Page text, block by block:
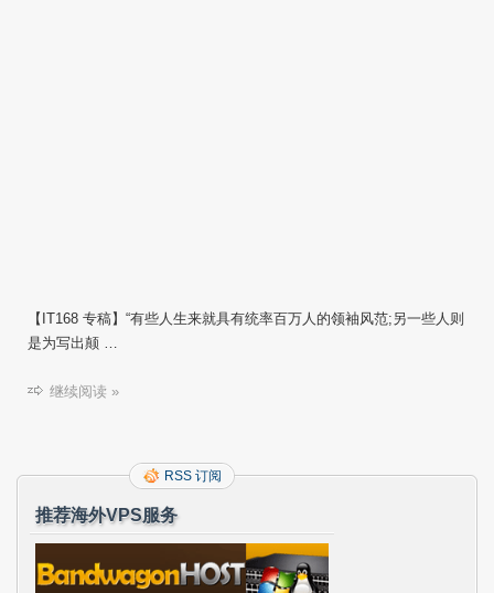
【IT168 专稿】“有些人生来就具有统率百万人的领袖风范;另一些人则
是为写出颠 …
继续阅读 »
RSS 订阅
推荐海外VPS服务